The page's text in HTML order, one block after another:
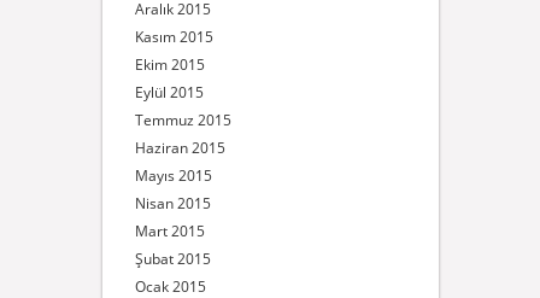
Aralık 2015
Kasım 2015
Ekim 2015
Eylül 2015
Temmuz 2015
Haziran 2015
Mayıs 2015
Nisan 2015
Mart 2015
Şubat 2015
Ocak 2015